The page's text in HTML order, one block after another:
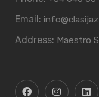
Email:
Address: Maestro